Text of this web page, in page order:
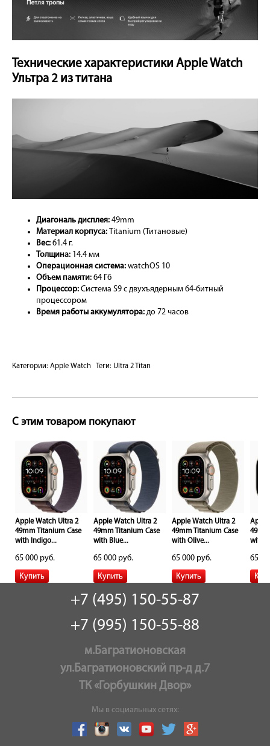
Технические характеристики Apple Watch
Ультра 2 из титана
Диагональ дисплея: 49mm
Материал корпуса: Titanium (Титановые)
Вес: 61.4 г.
Толщина: 14.4 мм
Операционная система: watchOS 10
Объем памяти: 64 Гб
Процессор: Система S9 с двухъядерным 64-битный
процессором
Время работы аккумулятора: до 72 часов
Категории: Apple Watch Теги: Ultra 2 Titan
С этим товаром покупают
Apple Watch Ultra 2
49mm Titanium Case
with Indigo...
65 000 руб.
Apple Watch Ultra 2
49mm Titanium Case
with Blue...
65 000 руб.
Apple Watch Ultra 2
49mm Titanium Case
with Olive...
65 000 руб.
Apple
with...
65
+7 (495) 150-55-87
+7 (995) 150-55-88
м.Багратионовская
ул.Багратионовский пр-д д.7
ТК «Горбушкин Двор»
Мы в социальных сетях: